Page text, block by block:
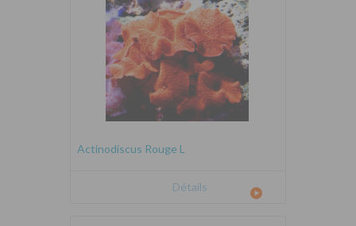
Actinodiscus Rouge L
Détails